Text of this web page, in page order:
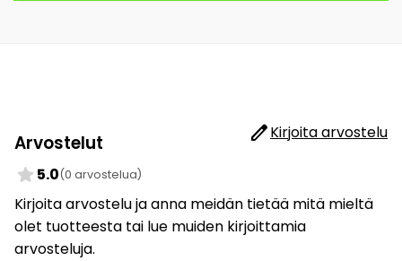
Arvostelut editKirjoita arvostelu
star 5.0(0 arvostelua)
Kirjoita arvostelu ja anna meidän tietää mitä mieltä
olet tuotteesta tai lue muiden kirjoittamia
arvosteluja.